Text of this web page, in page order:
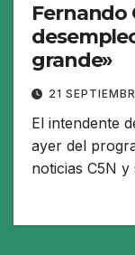
Fernando
grande»
21
El intendente
ayer del
noticias C5N